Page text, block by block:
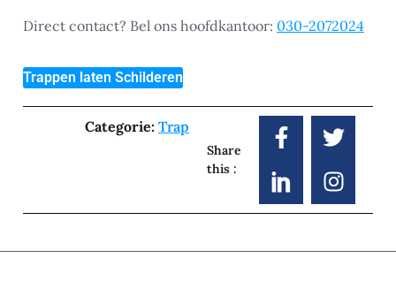
Direct contact? Bel ons hoofdkantoor: 030-2072024
Trappen laten Schilderen
Categorie: Trap
Share
this :